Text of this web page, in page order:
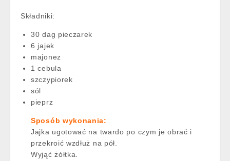
Składniki:
30 dag pieczarek
6 jajek
majonez
1 cebula
szczypiorek
sól
pieprz
Sposób wykonania:
Jajka ugotować na twardo po czym je obrać i
przekroić wzdłuż na pół.
Wyjąć żółtka.